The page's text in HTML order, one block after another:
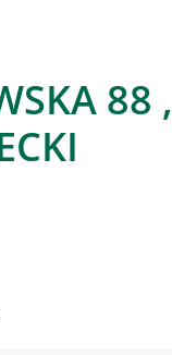
88